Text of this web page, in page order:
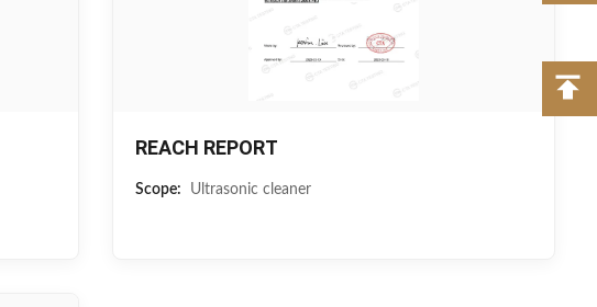
REACH REPORT
Scope: Ultrasonic cleaner